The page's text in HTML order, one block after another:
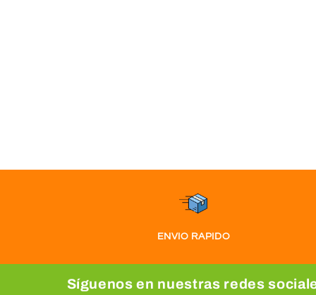
ENVIO RAPIDO
Síguenos en nuestras redes